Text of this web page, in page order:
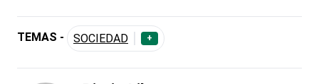
TEMAS - SOCIEDAD +